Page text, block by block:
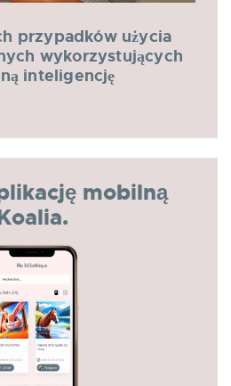
przypadków użycia
wykorzystujących
inteligencję
mobilną